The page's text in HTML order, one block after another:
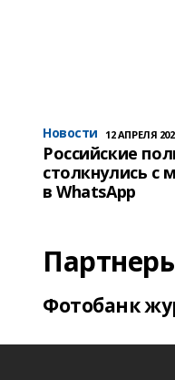
Новости 12 АПРЕЛЯ
Российские
столкнулись с
в WhatsApp
Фотобанк